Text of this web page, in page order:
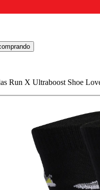
Run X Ultraboost Shoe